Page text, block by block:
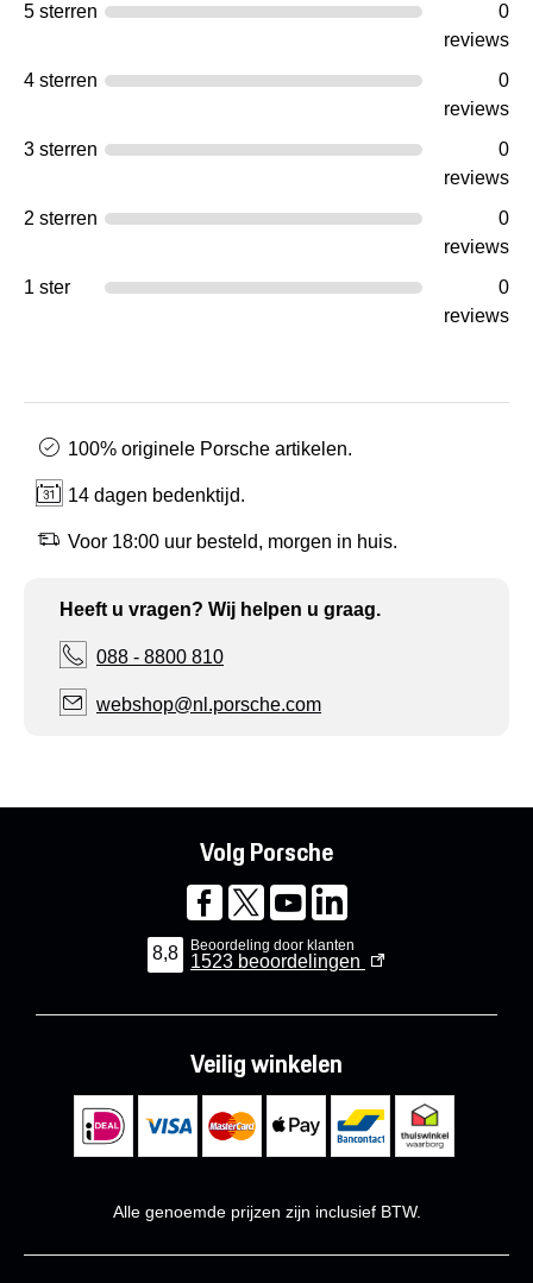
5 sterren
0
reviews
4 sterren
0
reviews
3 sterren
0
reviews
2 sterren
0
reviews
1 ster
0
reviews
100% originele Porsche artikelen.
14 dagen bedenktijd.
Voor 18:00 uur besteld, morgen in huis.
Heeft u vragen? Wij helpen u graag.
088 - 8800 810
webshop@nl.porsche.com
Volg Porsche
8,8 Beoordeling door klanten
1523 beoordelingen
Veilig winkelen
Alle genoemde prijzen zijn inclusief BTW.